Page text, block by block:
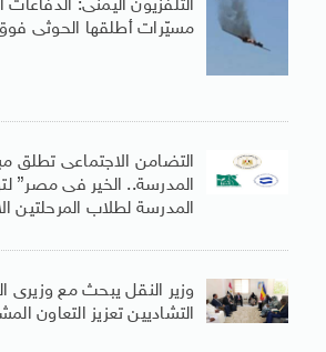
التلفزيون اليمنى:
مسيّرات أطلقها الحوثى
التضامن الاجتماعى تطلق
المدرسة.. الخير فى مصر”
المدرسة لطلاب المرحلتين
وزير النقل يبحث مع وزيرى
التشاديين تعزيز التعاون